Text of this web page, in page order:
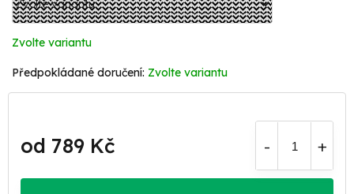
Zvolte variantu
Zvolte variantu
od 789 Kč
cena: